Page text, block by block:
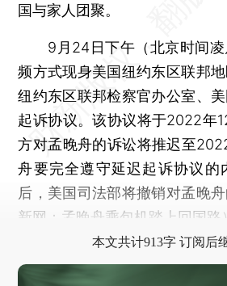
国与家人团聚。
9月24日下午（北京时间凌
频方式现身美国纽约东区联邦
纽约东区联邦检察官办公室、
起诉协议。该协议将于2022年
方对孟晚舟的诉讼将推迟至
舟要完全遵守延迟起诉协议的
后，美国司法部将撤销对孟晚
新网： 孟晚舟乘包机踏上回国路 ）
本文共计913字 订阅后